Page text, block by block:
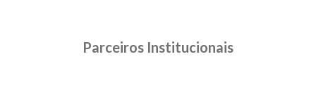
Parceiros Institucionais